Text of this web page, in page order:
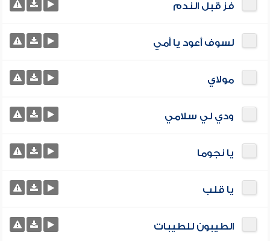
فز قبل الندم
لسوف أعود يا أمي
مولاي
ودي لي سلامي
يا نجوما
يا قلب
الطيبون للطيبات